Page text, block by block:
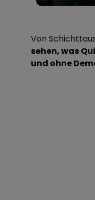
Von
sehen, was
und ohne